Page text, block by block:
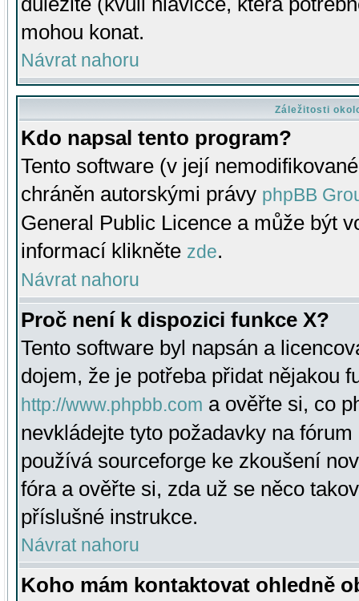
mohou konat.
Návrat nahoru
Záležitosti
Kdo napsal tento program?
Tento software (v její
chráněn autorskými právy phpBB
General Public Licence a může být
informací klikněte zde.
Návrat nahoru
Proč není k dispozici funkce X?
Tento software byl napsán a
dojem, že je potřeba přidat nějakou
http://www.phpbb.com a ověřte si, co
nevkládejte tyto požadavky na
používá sourceforge ke zkoušení
fóra a ověřte si, zda už se něco
příslušné instrukce.
Návrat nahoru
Koho mám kontaktovat ohledně